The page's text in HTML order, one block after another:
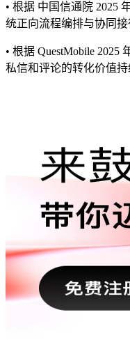
• 根据 中国信通院 2025
统正向流程编排与协同接
• 根据 QuestMobile
私信和评论的转化价值持